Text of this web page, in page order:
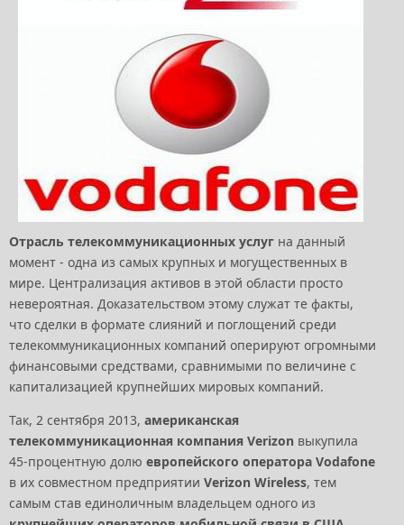
Отрасль телекоммуникационных услуг на данный
момент - одна из самых крупных и могущественных в
мире. Централизация активов в этой области просто
невероятная. Доказательством этому служат те факты,
что сделки в формате слияний и поглощений среди
телекоммуникационных компаний оперируют огромными
финансовыми средствами, сравнимыми по величине с
капитализацией крупнейших мировых компаний.
Так, 2 сентября 2013, американская
телекоммуникационная компания Verizon выкупила
45-процентную долю европейского оператора Vodafone
в их совместном предприятии Verizon Wireless, тем
самым став единоличным владельцем одного из